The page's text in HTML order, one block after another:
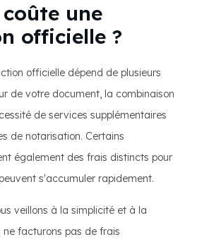
une
officielle ?
officielle dépend de plusieurs
de votre document, la combinaison
de services supplémentaires
de notarisation. Certains
également des frais distincts pour
s'accumuler rapidement.
veillons à la simplicité et à la
ne facturons pas de frais